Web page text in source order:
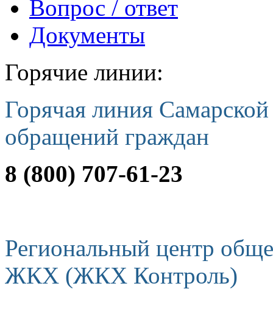
Вопрос / ответ
Документы
Горячие линии:
Горячая линия
обращений граждан
8 (800) 707-61-23
Региональный центр
ЖКХ (ЖКХ Контроль)